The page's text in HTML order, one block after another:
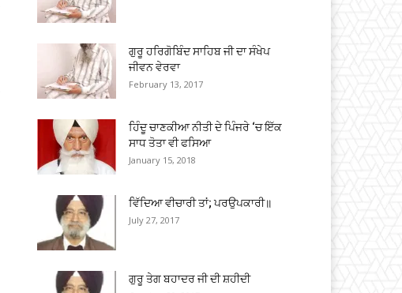
ਗੁਰੂ ਹਰਿਗੋਬਿੰਦ ਸਾਹਿਬ ਜੀ ਦਾ ਸੰਖੇਪ
ਜੀਵਨ ਵੇਰਵਾ
February 13, 2017
ਹਿੰਦੂ ਚਾਣਕੀਆ ਨੀਤੀ ਦੇ ਪਿੰਜਰੇ ‘ਚ ਇੱਕ
ਸਾਧ ਤੋਤਾ ਵੀ ਫਸਿਆ
January 15, 2018
ਵਿੱਦਿਆ ਵੀਚਾਰੀ ਤਾਂ; ਪਰਉਪਕਾਰੀ॥
July 27, 2017
ਗੁਰੂ ਤੇਗ ਬਹਾਦਰ ਜੀ ਦੀ ਸ਼ਹੀਦੀ